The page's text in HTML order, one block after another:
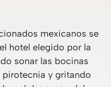
mexicanos se
hotel elegido por la
sonar las bocinas
y gritando